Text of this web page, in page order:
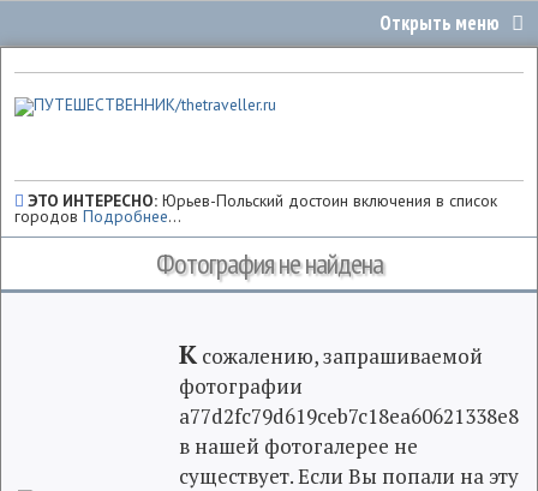
ЭТО ИНТЕРЕСНО: Юрьев-Польский достоин включения в список
городовПодробнее...
Фотография не найдена
К сожалению, запрашиваемой
фотографии
a77d2fc79d619ceb7c18ea60621338e8
в нашей фотогалерее не
существует. Если Вы попали на эту